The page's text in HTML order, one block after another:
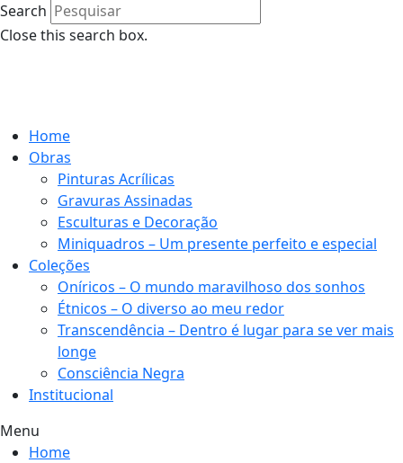
Search
Close this search box.
Home
Obras
Pinturas Acrílicas
Gravuras Assinadas
Esculturas e Decoração
Miniquadros – Um presente perfeito e especial
Coleções
Oníricos – O mundo maravilhoso dos sonhos
Étnicos – O diverso ao meu redor
Transcendência – Dentro é lugar para se ver mais
longe
Consciência Negra
Institucional
Menu
Home